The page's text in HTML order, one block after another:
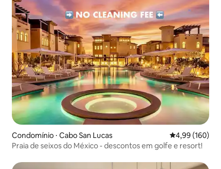
Condomínio ⋅ Cabo San Lucas 4,99 de uma
4,99 (160)
Praia de seixos do México - descontos em golfe e resort!